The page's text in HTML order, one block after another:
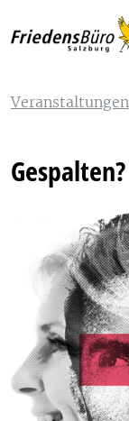
Veranstaltungen
Gespalten?